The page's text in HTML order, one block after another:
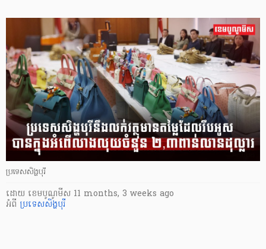
ប្រទេសសិង្ហបុរី
ដោយ ​ ខេមបូណូមីស 11 months, 3 weeks ago
អំពី ប្រទេសសិង្ហបុរី